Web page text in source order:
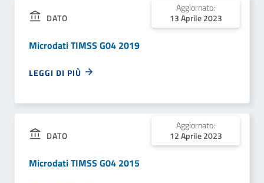
DATO
Aggiornato:
13 Aprile 2023
Microdati TIMSS G04 2019
LEGGI DI PIÙ
DATO
Aggiornato:
12 Aprile 2023
Microdati TIMSS G04 2015